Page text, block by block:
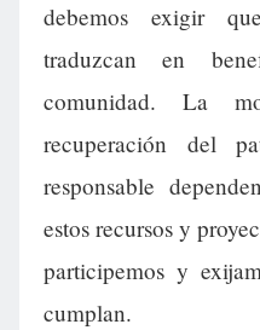
debemos exigir
traduzcan en
comunidad. La
recuperación del
responsable
estos recursos y
participemos y
cumplan.